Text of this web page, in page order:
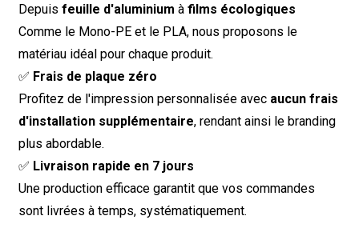
Depuis feuille d'aluminium à films écologiques
Comme le Mono-PE et le PLA, nous proposons le
matériau idéal pour chaque produit.
✅ Frais de plaque zéro
Profitez de l'impression personnalisée avec aucun frais
d'installation supplémentaire, rendant ainsi le branding
plus abordable.
✅ Livraison rapide en 7 jours
Une production efficace garantit que vos commandes
sont livrées à temps, systématiquement.